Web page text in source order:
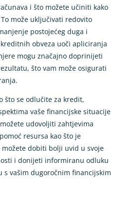
i što možete učiniti kako
može uključivati redovito
postojećeg duga i
obveza uoči apliciranja
mogu značajno doprinijeti
što vam može osigurati
što se odlučite za kredit,
vaše financijske situacije
udovoljiti zahtjevima
resursa kao što je
dobiti bolji uvid u svoje
i donijeti informiranu odluku
s vašim dugoročnim financijskim